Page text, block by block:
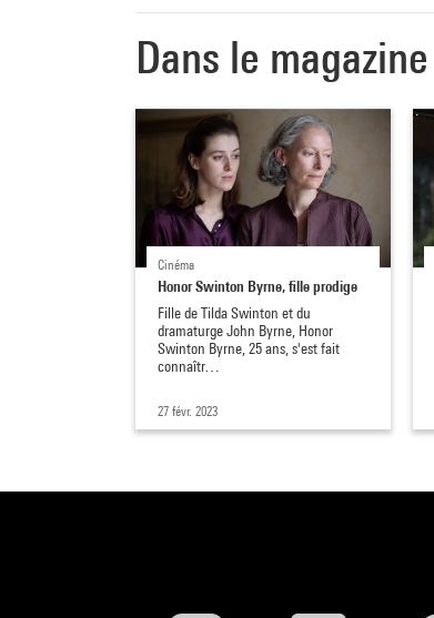
Dans le magazine
Cinéma
Honor Swinton Byrne, fille prodige
Fille de Tilda Swinton et du
dramaturge John Byrne, Honor
Swinton Byrne, 25 ans, s'est fait
connaîtr…
27 févr. 2023